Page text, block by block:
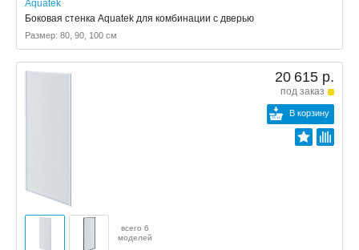
Aquatek
Боковая стенка Aquatek для комбинации с дверью
Размер: 80, 90, 100 см
20 615 р.
под заказ
В корзину
всего 6
моделей